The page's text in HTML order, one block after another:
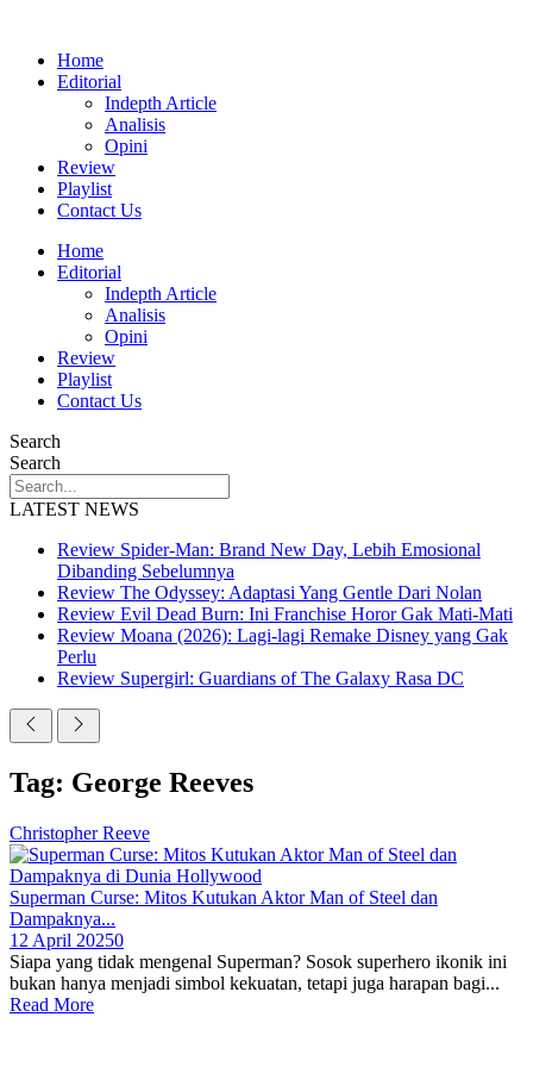
Home
Editorial
Indepth Article
Analisis
Opini
Review
Playlist
Contact Us
Home
Editorial
Indepth Article
Analisis
Opini
Review
Playlist
Contact Us
Search
Search
LATEST NEWS
Review Spider-Man: Brand New Day, Lebih Emosional
Dibanding Sebelumnya
Review The Odyssey: Adaptasi Yang Gentle Dari Nolan
Review Evil Dead Burn: Ini Franchise Horor Gak Mati-Mati
Review Moana (2026): Lagi-lagi Remake Disney yang Gak
Perlu
Review Supergirl: Guardians of The Galaxy Rasa DC
Tag: George Reeves
Christopher Reeve
Superman Curse: Mitos Kutukan Aktor Man of Steel dan
Dampaknya...
12 April 20250
Siapa yang tidak mengenal Superman? Sosok superhero ikonik ini
bukan hanya menjadi simbol kekuatan, tetapi juga harapan bagi...
Read More